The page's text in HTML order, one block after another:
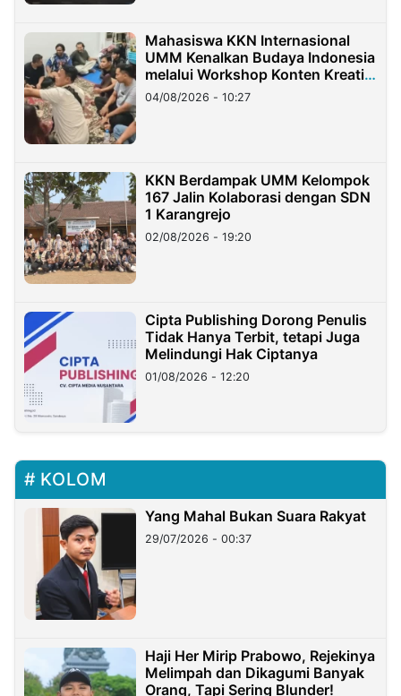
Mahasiswa KKN Internasional
UMM Kenalkan Budaya Indonesia
melalui Workshop Konten Kreatif
di Taiwan
04/08/2026 - 10:27
KKN Berdampak UMM Kelompok
167 Jalin Kolaborasi dengan SDN
1 Karangrejo
02/08/2026 - 19:20
Cipta Publishing Dorong Penulis
Tidak Hanya Terbit, tetapi Juga
Melindungi Hak Ciptanya
01/08/2026 - 12:20
KOLOM
Yang Mahal Bukan Suara Rakyat
29/07/2026 - 00:37
Haji Her Mirip Prabowo, Rejekinya
Melimpah dan Dikagumi Banyak
Orang, Tapi Sering Blunder!